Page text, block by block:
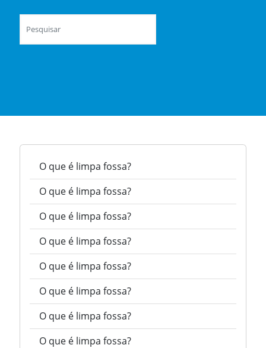
O que é limpa fossa?
O que é limpa fossa?
O que é limpa fossa?
O que é limpa fossa?
O que é limpa fossa?
O que é limpa fossa?
O que é limpa fossa?
O que é limpa fossa?